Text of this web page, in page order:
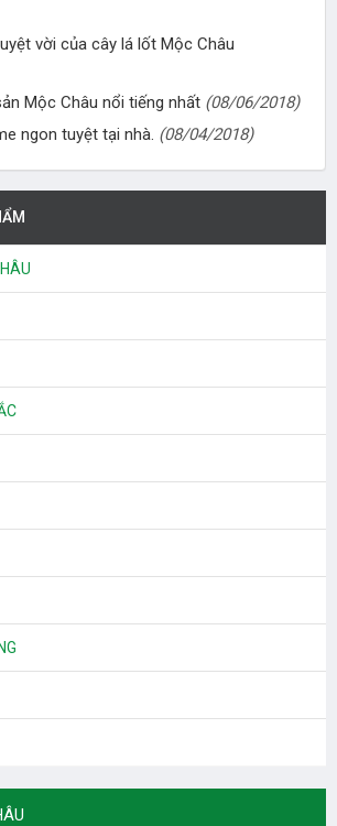
vời của cây lá lốt Mộc Châu
Mộc Châu nổi tiếng nhất (08/06/2018)
ngon tuyệt tại nhà. (08/04/2018)